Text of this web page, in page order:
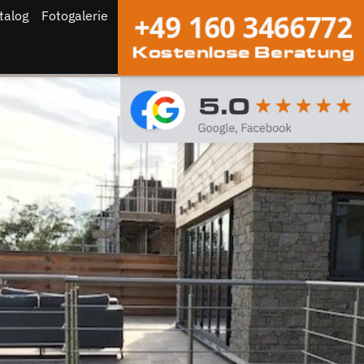
Fotogalerie +49 160 3466772
Kostenlose Beratung